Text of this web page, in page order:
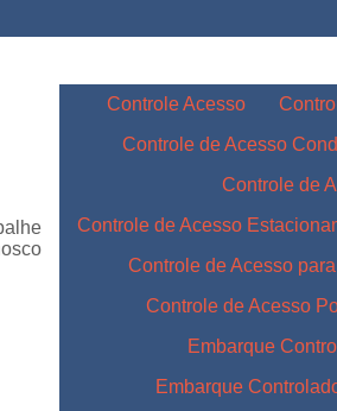
Controle Acesso
Controle de Acesso
Controle de
Controle de Acesso
Controle de Acesso
Controle de Acesso
Embarque
Embarque